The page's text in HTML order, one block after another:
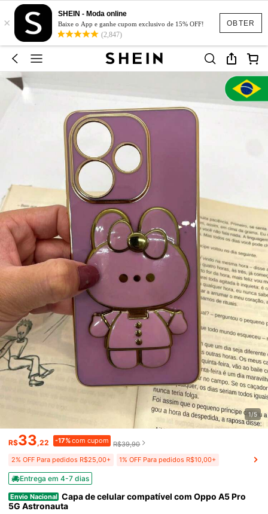
OBTER
×
SHEIN - Moda online
Baixe o App e ganhe cupom exclusivo de 15% OFF!
(2,847)
1/5
R$33,22 -17%com cupom R$39,90
2% OFF Para pedidos R$25,00+
1% OFF Para pedidos R$10,00+
Entrega em 4-7 dias
Envio Nacional Capa de celular compatível com Oppo A5 Pro
5G Astronauta